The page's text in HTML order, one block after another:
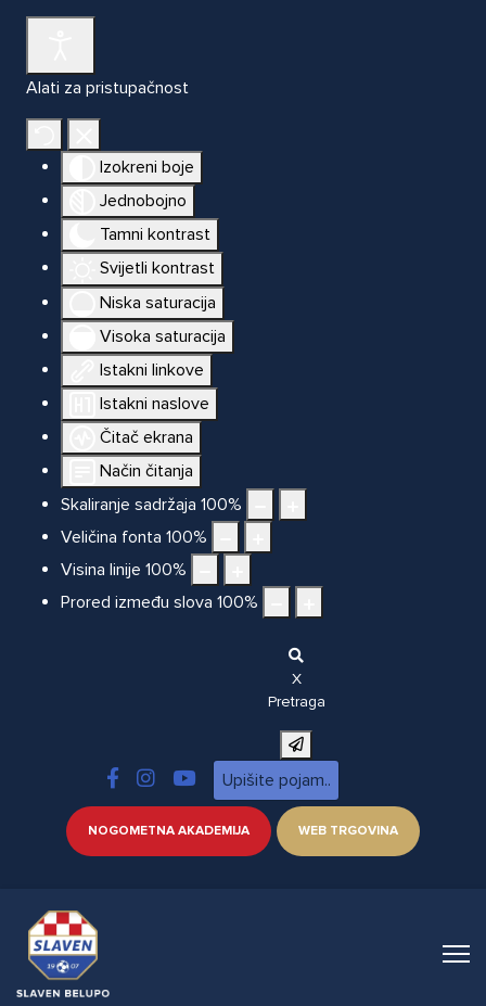
Alati za pristupačnost
Izokreni boje
Jednobojno
Tamni kontrast
Svijetli kontrast
Niska saturacija
Visoka saturacija
Istakni linkove
Istakni naslove
Čitač ekrana
Način čitanja
Skaliranje sadržaja 100%
Veličina fonta 100%
Visina linije 100%
Prored između slova 100%
X
Pretraga
NOGOMETNA AKADEMIJA WEB TRGOVINA